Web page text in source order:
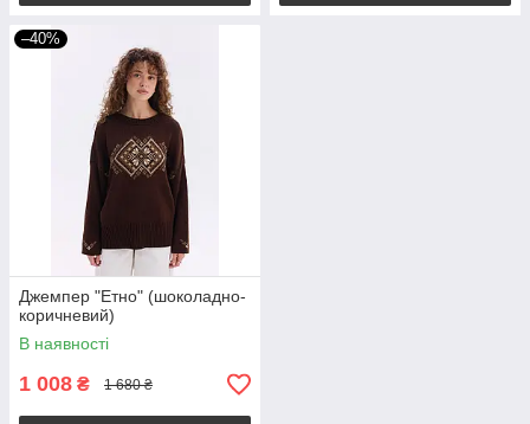
–40%
Джемпер "Етно" (шоколадно-
коричневий)
В наявності
1 008 ₴ 1 680 ₴